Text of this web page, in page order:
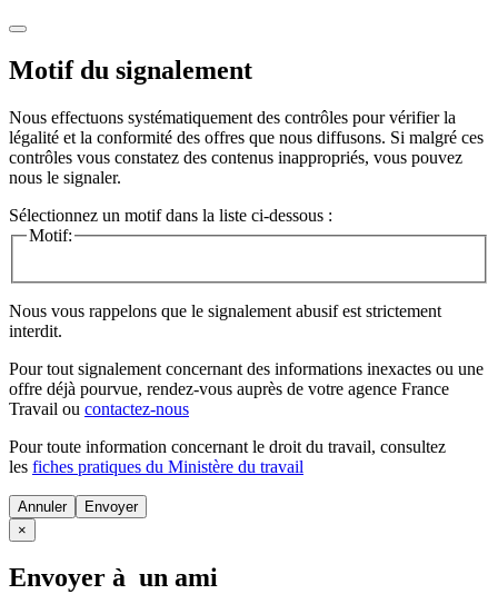
Motif du signalement
Nous effectuons systématiquement des contrôles pour vérifier la
légalité et la conformité des offres que nous diffusons. Si malgré ces
contrôles vous constatez des contenus inappropriés, vous pouvez
nous le signaler.
Sélectionnez un motif dans la liste ci-dessous :
Motif:
Nous vous rappelons que le signalement abusif est strictement
interdit.
Pour tout signalement concernant des informations inexactes ou une
offre déjà pourvue, rendez-vous auprès de votre agence France
Travail ou contactez-nous
Pour toute information concernant le droit du travail, consultez
les fiches pratiques du Ministère du travail
Annuler
×
Envoyer à un ami